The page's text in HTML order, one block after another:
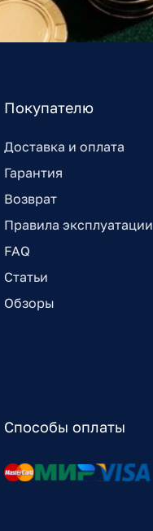
Покупателю
Доставка и оплата
Гарантия
Возврат
Правила эксплуатации
FAQ
Статьи
Обзоры
Способы оплаты